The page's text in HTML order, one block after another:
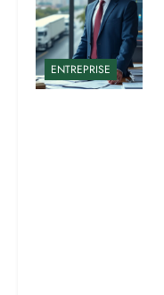
ENTREPRISE